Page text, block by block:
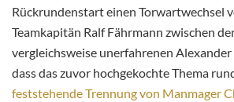
Rückrundenstart einen Torwartwechsel
Teamkapitän Ralf Fährmann zwischen
vergleichsweise unerfahrenen
dass das zuvor hochgekochte Thema
feststehende Trennung von Manmager